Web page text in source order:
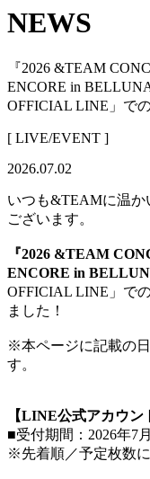
NEWS
『2026 &TEAM
ENCORE in
OFFICIAL LINE」で
[ LIVE/EVENT ]
2026.07.02
いつも&TEAMに温か
ございます。
『2026 &TEAM
ENCORE in
OFFICIAL LINE」で
ました！
※本ページに記載の
す。
【LINE公式アカウン
■受付期間：2026年7
※先着順／予定枚数